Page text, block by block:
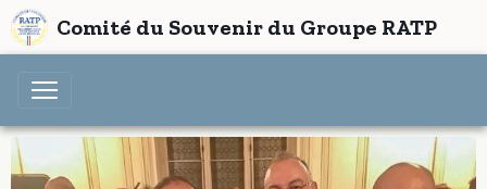
Comité du Souvenir du Groupe RATP